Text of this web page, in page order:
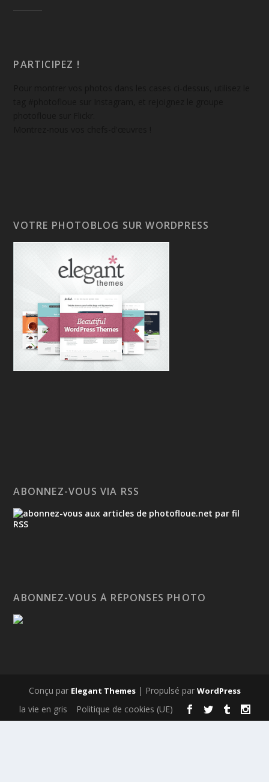
PARTICIPEZ !
VOTRE PHOTOBLOG SUR WORDPRESS
ABONNEZ-VOUS VIA RSS
ABONNEZ-VOUS À RÉPONSES PHOTO
Conçu par Elegant Themes| Propulsé par WordPress
la vie en gris Politique de cookies (UE)